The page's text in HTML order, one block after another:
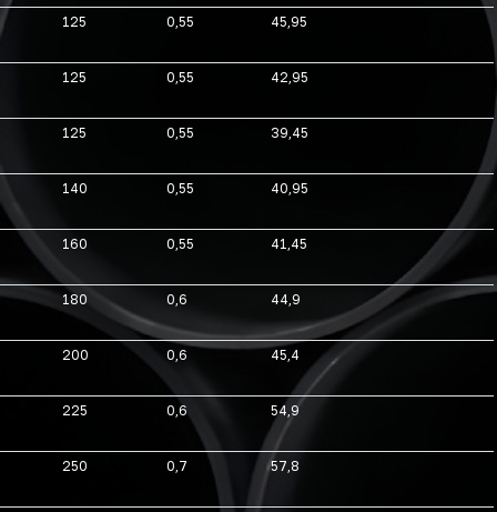
125 0,55 45,95
125 0,55 42,95
125 0,55 39,45
140 0,55 40,95
160 0,55 41,45
180 0,6 44,9
200 0,6 45,4
225 0,6 54,9
250 0,7 57,8